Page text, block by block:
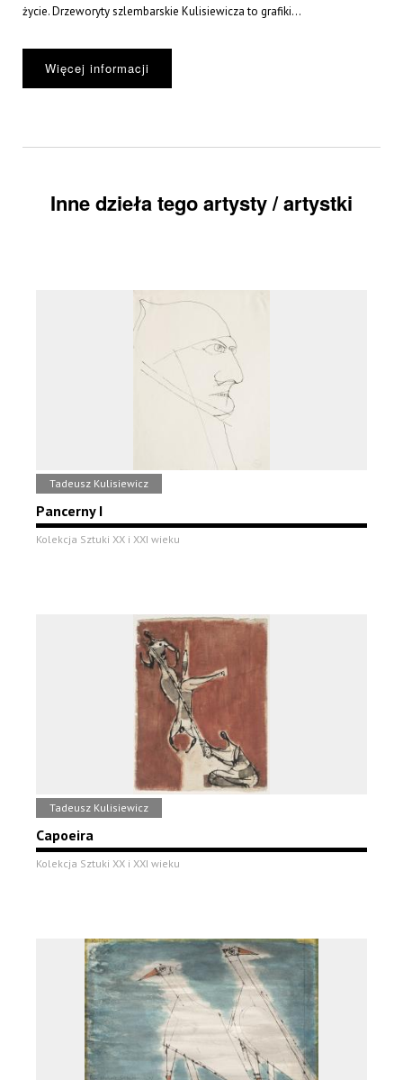
życie. Drzeworyty szlembarskie Kulisiewicza to grafiki...
Więcej informacji
Inne dzieła tego artysty / artystki
Tadeusz Kulisiewicz
Pancerny I
Kolekcja Sztuki XX i XXI wieku
Tadeusz Kulisiewicz
Capoeira
Kolekcja Sztuki XX i XXI wieku